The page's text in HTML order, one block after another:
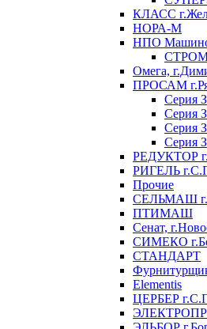
КЛАСС
НОРА-М
НПО
Омега,
ПРОСАМ
Серия
Серия
Серия
Серия
РЕДУКТОР
РИГЕЛЬ
Прочие
СЕЛЬМАШ
ПТИМАШ
Сенат,
СИМЕКО
СТАНДАРТ
Elementis
ЦЕРБЕР